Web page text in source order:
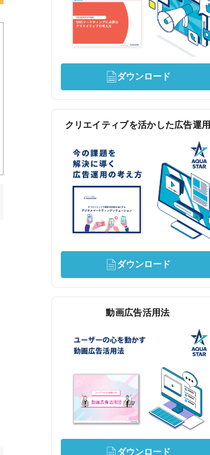
ダウンロード
クリエイティブを活かした広告運用
ダウンロード
動画広告活用法
ダウンロード